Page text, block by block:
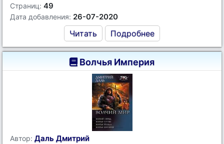
Страниц: 49
Дата добавления: 26-07-2020
Читать Подробнее
Волчья Империя
Автор: Даль Дмитрий